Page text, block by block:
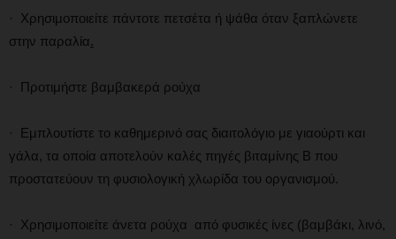
· Χρησιμοποιείτε πάντοτε πετσέτα ή ψάθα όταν ξαπλώνετε
στην παραλία.
· Προτιμήστε βαμβακερά ρούχα
· Εμπλουτίστε το καθημερινό σας διαιτολόγιο με γιαούρτι και
γάλα, τα οποία αποτελούν καλές πηγές βιταμίνης Β που
προστατεύουν τη φυσιολογική χλωρίδα του οργανισμού.
· Χρησιμοποιείτε άνετα ρούχα από φυσικές ίνες (βαμβάκι, λινό,